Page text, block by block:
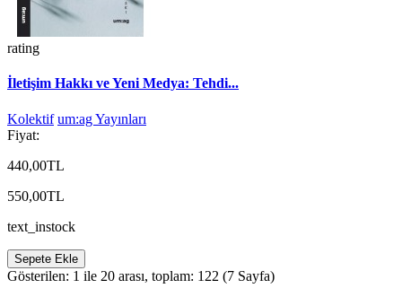
rating
İletişim Hakkı ve Yeni Medya: Tehdi...
Kolektif um:ag Yayınları
Fiyat:
440,00TL
550,00TL
text_instock
Sepete Ekle
Gösterilen: 1 ile 20 arası, toplam: 122 (7 Sayfa)